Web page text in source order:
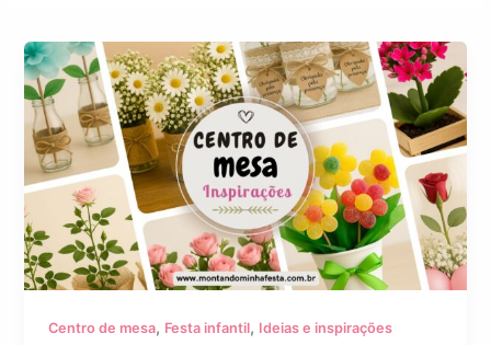
Centro de mesa, Festa infantil, Ideias e inspirações